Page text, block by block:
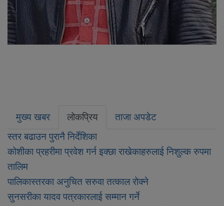
मुख्य खबर लोकप्रिय
ताजा अपडेट
स्तर बढाउन पुरानै निर्देशिका
कोशीका प्रहरीमा प्रवेश गर्न इक्छा राखेकाहरुलाई निशुल्क रुपमा
तालिम
पालिकास्तरका अनुचित सरुवा तत्काल रोक्ने
सुनसरीका यादव पत्रकारलाई सम्मान गर्ने